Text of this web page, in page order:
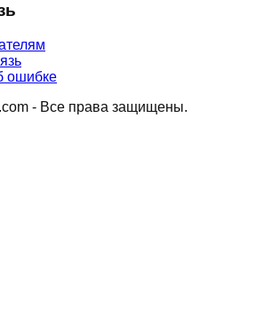
ошибке
- Все права защищены.